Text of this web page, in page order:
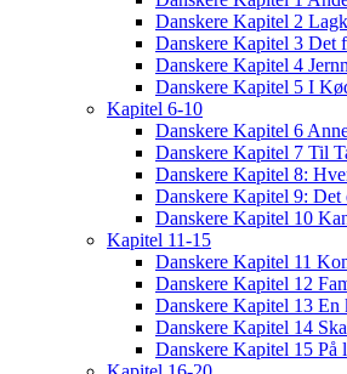
Danskere Kapitel 2
Danskere Kapitel 3 Det
Danskere Kapitel 4
Danskere Kapitel 5 I
Kapitel 6-10
Danskere Kapitel 6
Danskere Kapitel 7 Til
Danskere Kapitel 8:
Danskere Kapitel 9:
Danskere Kapitel 10
Kapitel 11-15
Danskere Kapitel 11
Danskere Kapitel 12
Danskere Kapitel 13 En
Danskere Kapitel 14
Danskere Kapitel 15 På